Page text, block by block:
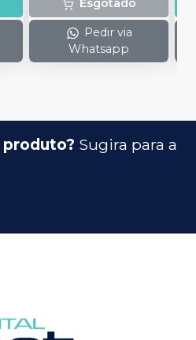
Esgotado
Pedir via
Whatsapp
produto? Sugira para a